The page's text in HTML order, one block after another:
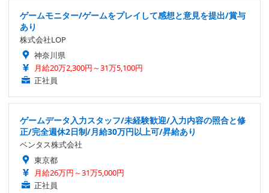
ゲームモニター/ゲームをプレイして感想と意見を提出/賞与
あり
株式会社LOP
神奈川県
月給20万2,300円～31万5,100円
正社員
ゲームデータ入力スタッフ/未経験歓迎/入力内容の照合と修
正/完全週休2日制/月給30万円以上可/昇給あり
ベンタス株式会社
東京都
月給26万円～31万5,000円
正社員